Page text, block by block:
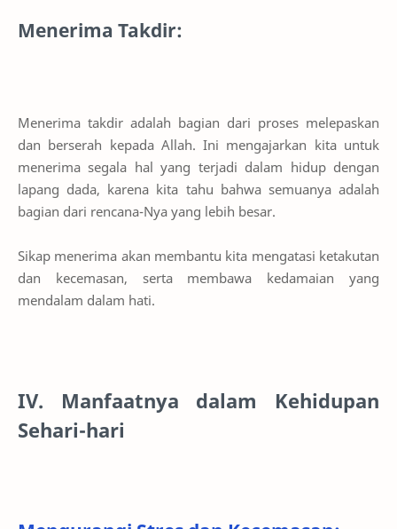
Menerima Takdir:
Menerima takdir adalah bagian dari proses melepaskan
dan berserah kepada Allah. Ini mengajarkan kita untuk
menerima segala hal yang terjadi dalam hidup dengan
lapang dada, karena kita tahu bahwa semuanya adalah
bagian dari rencana-Nya yang lebih besar.
Sikap menerima akan membantu kita mengatasi ketakutan
dan kecemasan, serta membawa kedamaian yang
mendalam dalam hati.
IV. Manfaatnya dalam Kehidupan
Sehari-hari